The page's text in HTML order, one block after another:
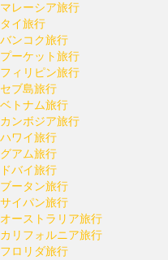
マレーシア旅行
タイ旅行
バンコク旅行
プーケット旅行
フィリピン旅行
セブ島旅行
ベトナム旅行
カンボジア旅行
ハワイ旅行
グアム旅行
ドバイ旅行
ブータン旅行
サイパン旅行
オーストラリア旅行
カリフォルニア旅行
フロリダ旅行